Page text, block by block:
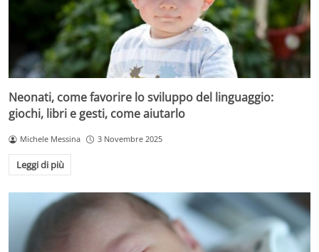
Neonati, come favorire lo sviluppo del linguaggio:
giochi, libri e gesti, come aiutarlo
Michele Messina 3 Novembre 2025
Leggi di più